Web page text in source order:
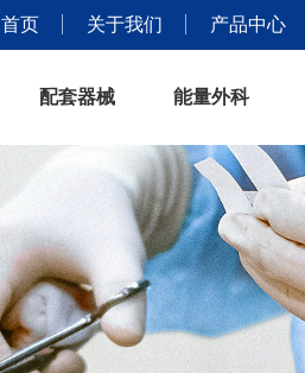
首页 关于我们 产品中心
配套器械 能量外科